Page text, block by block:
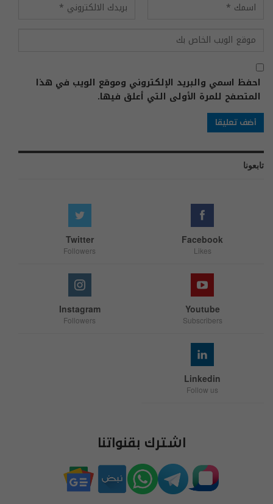
احفظ اسمي والبريد الإلكتروني وموقع الويب في هذا
المتصفح للمرة الأولى التي أعلق فيها.
تابعونا
Facebook
Likes
Twitter
Followers
Youtube
Subscribers
Instagram
Followers
Linkedin
Follow us
اشترك بقنواتنا